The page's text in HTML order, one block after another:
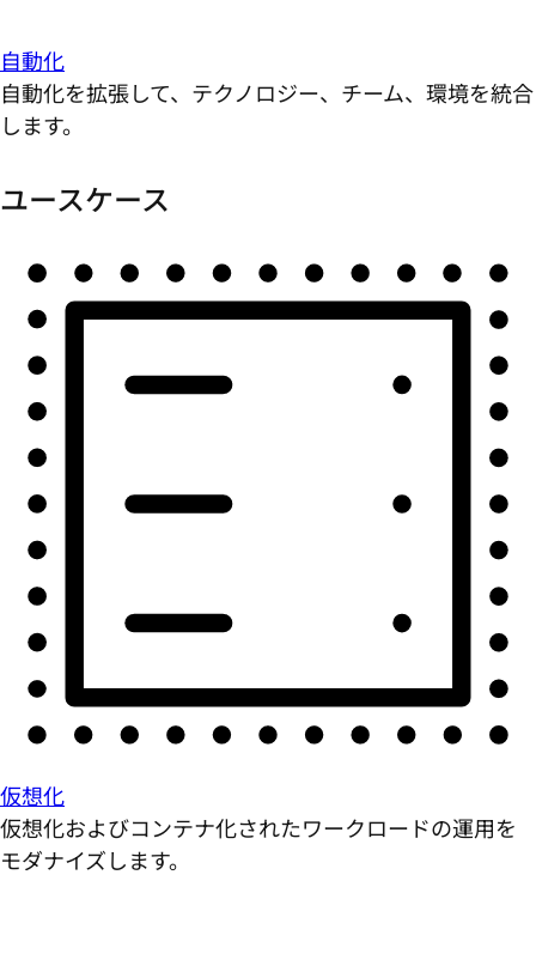
自動化
自動化を拡張して、テクノロジー、チーム、環境を統合
します。
ユースケース
仮想化
仮想化およびコンテナ化されたワークロードの運用を
モダナイズします。